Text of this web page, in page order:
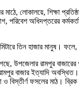
লোকালয়ে, শিক্ষা
পরিবেশ অধিদপ্তরের
তিন হাজার মানুষ।
উপজেলার রামপুর
বাজার ইত্যাদি
ও বিস্তীর্ণ ফসলের মাঠ।